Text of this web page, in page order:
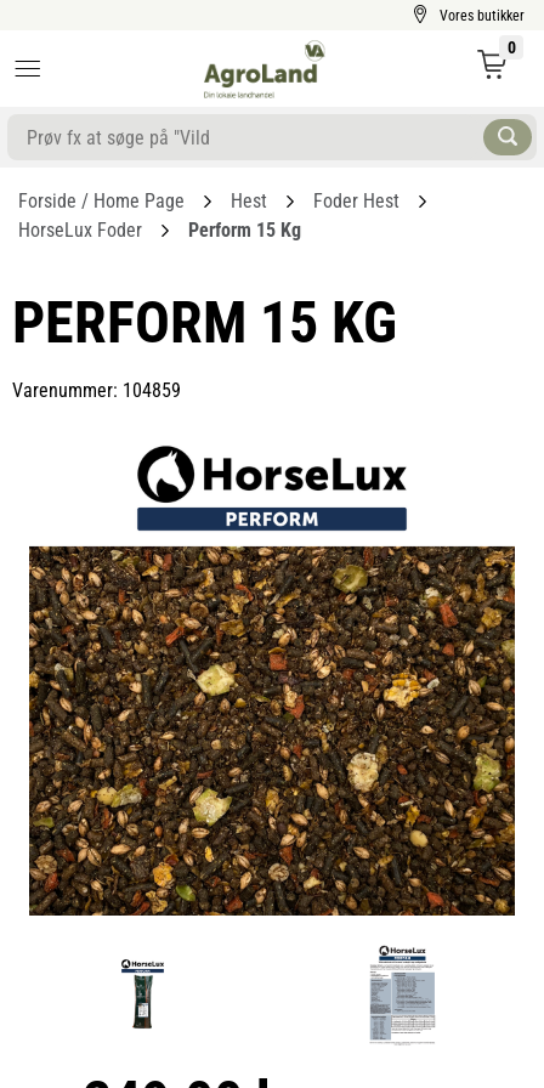
Vores butikker
0
Forside / Home Page Hest
Foder Hest
HorseLux Foder
Perform 15 Kg
PERFORM 15 KG
Varenummer: 104859